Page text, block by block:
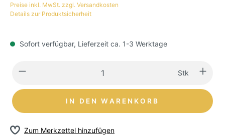
Preise inkl. MwSt. zzgl. Versandkosten
Details zur Produktsicherheit
Sofort verfügbar, Lieferzeit ca. 1-3 Werktage
Stk
IN DEN WARENKORB
Zum Merkzettel hinzufügen